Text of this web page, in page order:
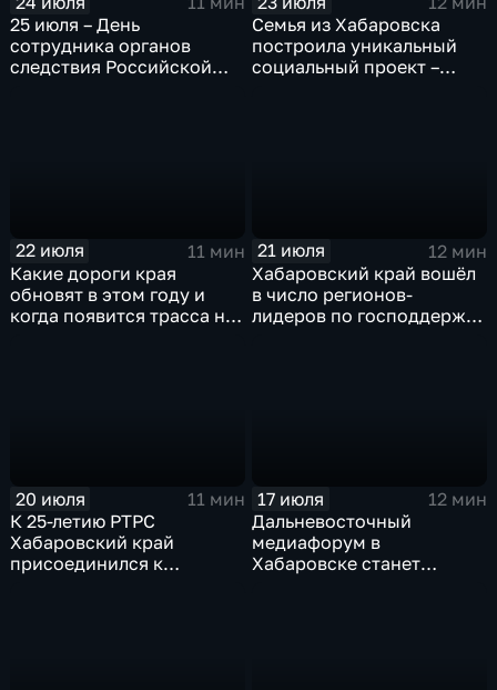
25 июля – День
сотрудника органов
следствия Российской
Семья из Хабаровска
построила уникальный
социальный проект –
22 июля
11 мин
Какие дороги края
обновят в этом году и
когда появится трасса на
21 июля
12 мин
Хабаровский край вошёл
в число регионов-
лидеров по господдержке
20 июля
11 мин
К 25-летию РТРС
Хабаровский край
присоединился к
17 июля
12 мин
Дальневосточный
медиафорум в
Хабаровске станет